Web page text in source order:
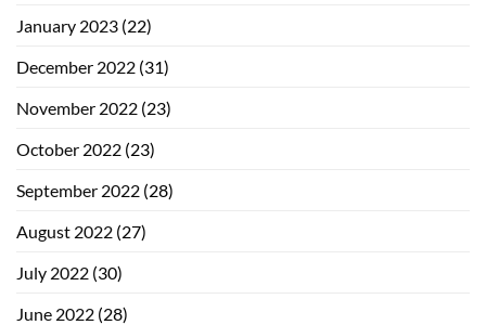
January 2023 (22)
December 2022 (31)
November 2022 (23)
October 2022 (23)
September 2022 (28)
August 2022 (27)
July 2022 (30)
June 2022 (28)